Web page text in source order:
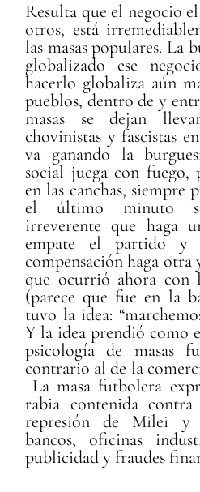
Resulta que el negocio
otros, está
las masas populares. La
globalizado ese
hacerlo globaliza aún
pueblos, dentro de y
masas se dejan
chovinistas y fascistas
va ganando la
social juega con
en las canchas, siempre
el último minuto
irreverente que haga
empate el partido
compensación haga otra
que ocurrió ahora con
(parece que fue en la
tuvo la idea:
Y la idea prendió como
psicología de masas
contrario al de la
La masa futbolera
rabia contenida
represión de Milei y
bancos, oficinas
publicidad y fraudes